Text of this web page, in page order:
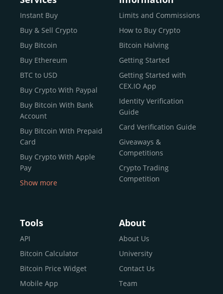
Instant Buy
Buy & Sell Crypto
Buy Bitcoin
Buy Ethereum
BTC to USD
Buy Crypto With Paypal
Buy Bitcoin With Bank
Account
Buy Bitcoin With Prepaid
Card
Buy Crypto With Apple
Pay
Buy Bitcoin With Skrill
Sell Bitcoin
Buy Dogecoin
Buy Binance Coin (BNB)
Buy Ripple (XRP)
Show more
Limits and Commissions
How to Buy Crypto
Bitcoin Halving
Getting Started
Getting Started with
CEX.IO App
Identity Verification
Guide
Card Verification Guide
Giveaways &
Competitions
Crypto Trading
Competition
Tools
API
Bitcoin Calculator
Bitcoin Price Widget
Mobile App
About
About Us
University
Contact Us
Team